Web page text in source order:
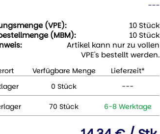
---
(VPE):
10 Stück
(MBM):
10 Stück
Artikel kann nur zu vollen
VPE's bestellt werden.
Verfügbare Menge
Lieferzeit*
0 Stück ---
70 Stück 6-8 Werktage